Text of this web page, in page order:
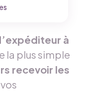
à
la plus simple
recevoir les